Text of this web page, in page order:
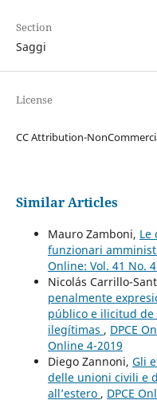
Section
Saggi
License
CC Attribution-
Similar Articles
Mauro Zamboni, Le
funzionari
Online: Vol. 41 No.
Nicolás Carrillo-
penalmente
público e ilicitud de
ilegítimas , DPCE
Online 4-2019
Diego Zannoni, Gli
delle unioni civili e
all’estero , DPCE